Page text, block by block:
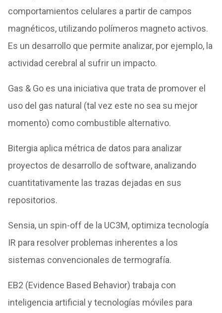
comportamientos celulares a partir de campos
magnéticos, utilizando polímeros magneto activos.
Es un desarrollo que permite analizar, por ejemplo, la
actividad cerebral al sufrir un impacto.
Gas & Go es una iniciativa que trata de promover el
uso del gas natural (tal vez este no sea su mejor
momento) como combustible alternativo.
Bitergia aplica métrica de datos para analizar
proyectos de desarrollo de software, analizando
cuantitativamente las trazas dejadas en sus
repositorios.
Sensia, un spin-off de la UC3M, optimiza tecnología
IR para resolver problemas inherentes a los
sistemas convencionales de termografía.
EB2 (Evidence Based Behavior) trabaja con
inteligencia artificial y tecnologías móviles para